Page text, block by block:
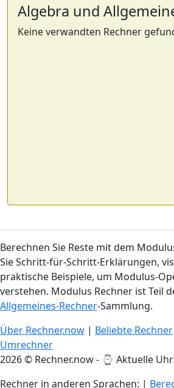
Algebra und
Keine verwandten Rechner
Berechnen Sie Reste mit dem
Sie Schritt-für-Schritt-Erklärungen,
praktische Beispiele, um Modulus-
verstehen. Modulus Rechner ist Teil
Allgemeines-Rechner-Sammlung.
Über Rechner.now | Beliebte Rechner
Umrechner
2026 © Rechner.now - ⌚ Aktuelle
Rechner in anderen Sprachen: |